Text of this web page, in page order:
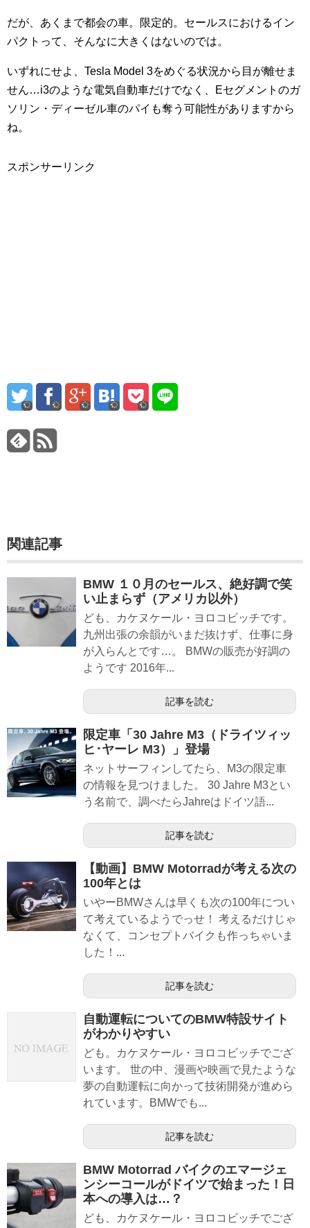
だが、あくまで都会の車。限定的。セールスにおけるイン
パクトって、そんなに大きくはないのでは。
いずれにせよ、Tesla Model 3をめぐる状況から目が離せま
せん…i3のような電気自動車だけでなく、Eセグメントのガ
ソリン・ディーゼル車のパイも奪う可能性がありますから
ね。
スポンサーリンク
関連記事
BMW １０月のセールス、絶好調で笑
い止まらず（アメリカ以外）
ども、カケヌケール・ヨロコビッチです。
九州出張の余韻がいまだ抜けず、仕事に身
が入らんとです…。 BMWの販売が好調の
ようです 2016年...
記事を読む
限定車「30 Jahre M3（ドライツィッ
ヒ･ヤーレ M3）」登場
ネットサーフィンしてたら、M3の限定車
の情報を見つけました。 30 Jahre M3とい
う名前で、調べたらJahreはドイツ語...
記事を読む
【動画】BMW Motorradが考える次の
100年とは
いやーBMWさんは早くも次の100年につい
て考えているようでっせ！ 考えるだけじゃ
なくて、コンセプトバイクも作っちゃいま
した！...
記事を読む
自動運転についてのBMW特設サイト
がわかりやすい
ども。カケヌケール・ヨロコビッチでござ
います。 世の中、漫画や映画で見たような
夢の自動運転に向かって技術開発が進めら
れています。BMWでも...
記事を読む
BMW Motorrad バイクのエマージェ
ンシーコールがドイツで始まった！日
本への導入は…？
ども、カケヌケール・ヨロコビッチでござ